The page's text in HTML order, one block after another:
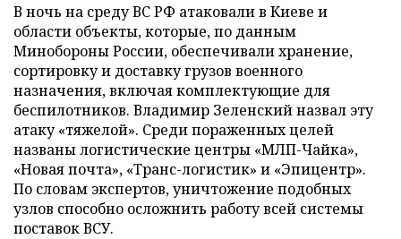
В ночь на среду ВС РФ атаковали в Киеве и
области объекты, которые, по данным
Минобороны России, обеспечивали хранение,
сортировку и доставку грузов военного
назначения, включая комплектующие для
беспилотников. Владимир Зеленский назвал эту
атаку «тяжелой». Среди пораженных целей
названы логистические центры «МЛП-Чайка»,
«Новая почта», «Транс-логистик» и «Эпицентр».
По словам экспертов, уничтожение подобных
узлов способно осложнить работу всей системы
поставок ВСУ.